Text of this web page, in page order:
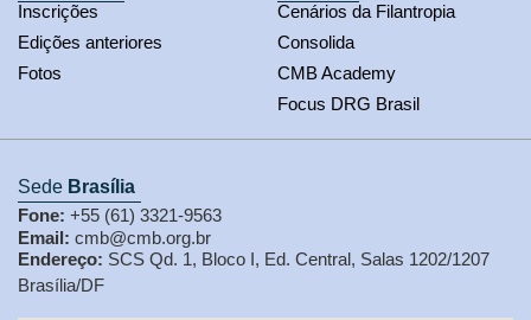
Inscrições
Edições anteriores
Fotos
Cenários da Filantropia
Consolida
CMB Academy
Focus DRG Brasil
Sede Brasília
Fone: +55 (61) 3321-9563
Email: cmb@cmb.org.br
Endereço: SCS Qd. 1, Bloco I, Ed. Central, Salas 1202/1207
Brasília/DF